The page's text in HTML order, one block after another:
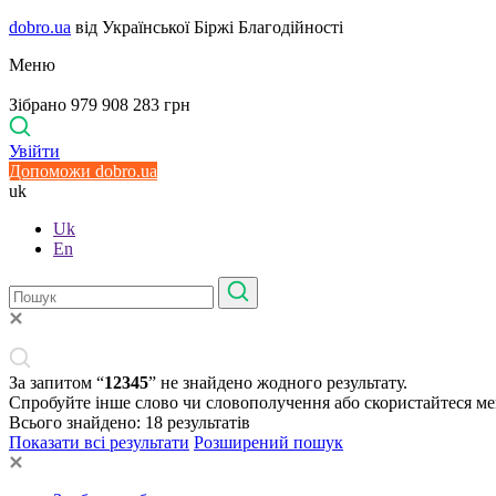
dobro.ua від Української Біржі Благодійності
Меню
Зібрано 979 908 283 грн
Увійти
Допоможи dobro.ua
uk
Uk
En
За запитом “12345” не знайдено жодного результату.
Спробуйте інше слово чи словополучення або скористайтеся
Всього знайдено: 18 результатів
Показати всі результати Розширений пошук